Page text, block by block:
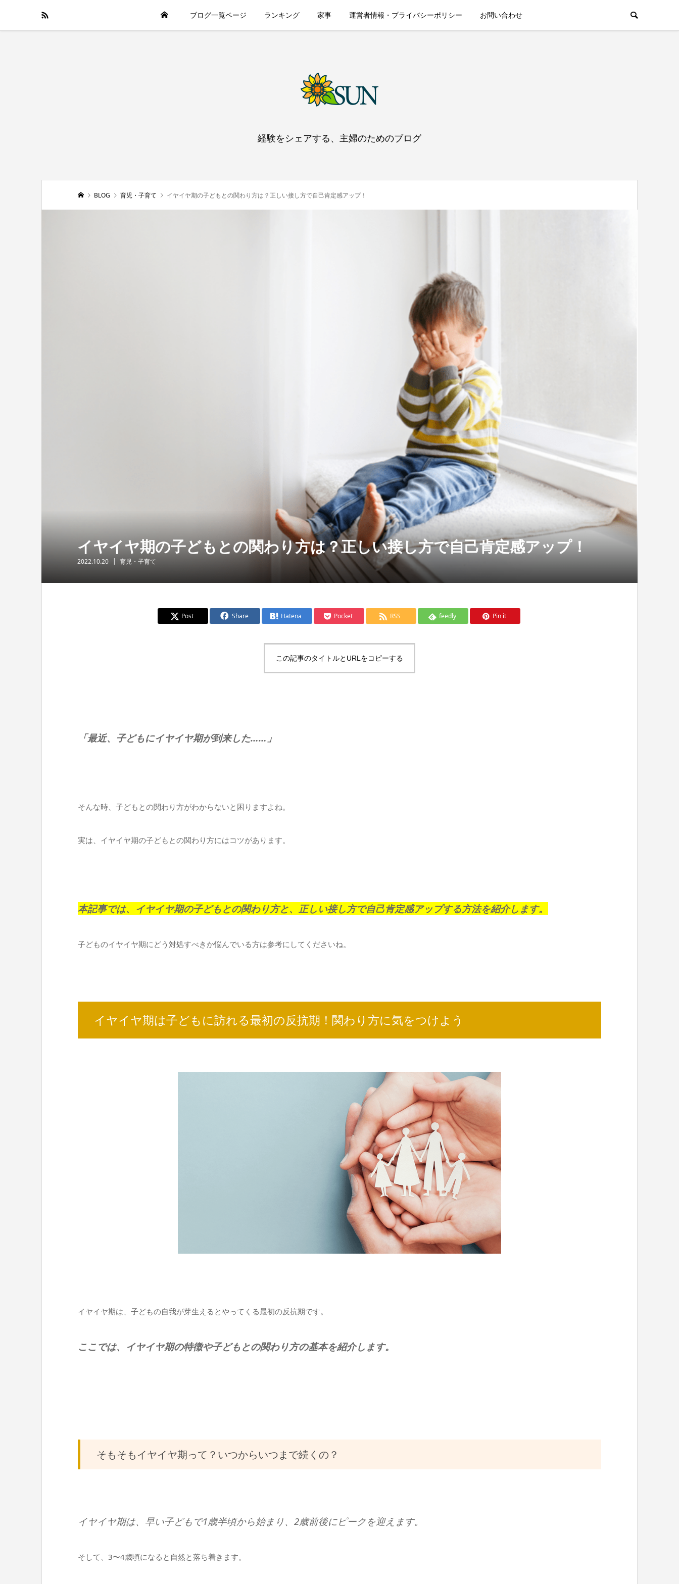
ブログ一覧ページ ランキング 家事 運営者情報・プライバシーポリシー お問い合わせ
経験をシェアする、主婦のためのブログ
BLOG 育児・子育て イヤイヤ期の子どもとの関わり方は？正しい接し方で自己肯定感アップ！
イヤイヤ期の子どもとの関わり方は？正しい接し方で自己肯定感アップ！
2022.10.20 育児・子育て
Post Share Hatena Pocket RSS feedly Pin it
この記事のタイトルとURLをコピーする
「最近、子どもにイヤイヤ期が到来した……」
そんな時、子どもとの関わり方がわからないと困りますよね。
実は、イヤイヤ期の子どもとの関わり方にはコツがあります。
本記事では、イヤイヤ期の子どもとの関わり方と、正しい接し方で自己肯定感アップする方法を紹介します。
子どものイヤイヤ期にどう対処すべきか悩んでいる方は参考にしてくださいね。
イヤイヤ期は子どもに訪れる最初の反抗期！関わり方に気をつけよう
イヤイヤ期は、子どもの自我が芽生えるとやってくる最初の反抗期です。
ここでは、イヤイヤ期の特徴や子どもとの関わり方の基本を紹介します。
そもそもイヤイヤ期って？いつからいつまで続くの？
イヤイヤ期は、早い子どもで1歳半頃から始まり、2歳前後にピークを迎えます。
そして、3〜4歳頃になると自然と落ち着きます。